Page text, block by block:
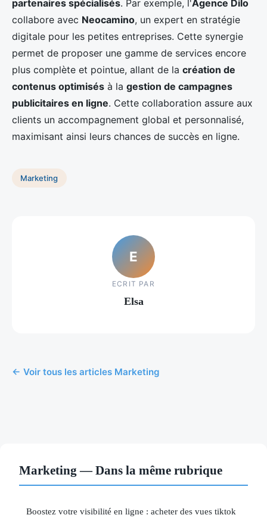
partenaires spécialisés. Par exemple, l'Agence Dilo
collabore avec Neocamino, un expert en stratégie
digitale pour les petites entreprises. Cette synergie
permet de proposer une gamme de services encore
plus complète et pointue, allant de la création de
contenus optimisés à la gestion de campagnes
publicitaires en ligne. Cette collaboration assure aux
clients un accompagnement global et personnalisé,
maximisant ainsi leurs chances de succès en ligne.
Marketing
E
ECRIT PAR
Elsa
← Voir tous les articles Marketing
Marketing — Dans la même rubrique
Boostez votre visibilité en ligne : acheter des vues tiktok